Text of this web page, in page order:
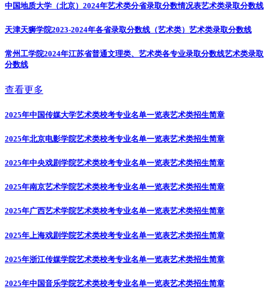
中国地质大学（北京）2024年艺术类分省录取分数情况表艺术类录取分数线
天津天狮学院2023-2024年各省录取分数线（艺术类） 艺术类录取分数线
常州工学院2024年江苏省普通文理类、艺术类各专业录取分数线艺术类录取
分数线
查看更多
2025年中国传媒大学艺术类校考专业名单一览表艺术类招生简章
2025年北京电影学院艺术类校考专业名单一览表艺术类招生简章
2025年中央戏剧学院艺术类校考专业名单一览表艺术类招生简章
2025年南京艺术学院艺术类校考专业名单一览表艺术类招生简章
2025年广西艺术学院艺术类校考专业名单一览表艺术类招生简章
2025年上海戏剧学院艺术类校考专业名单一览表艺术类招生简章
2025年浙江传媒学院艺术类校考专业名单一览表艺术类招生简章
2025年中国音乐学院艺术类校考专业名单一览表艺术类招生简章